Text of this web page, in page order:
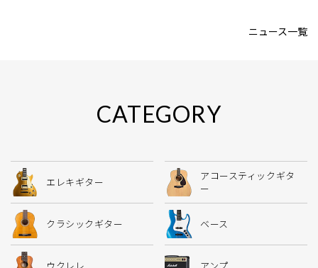
ニュース一覧
CATEGORY
エレキギター
アコースティックギタ
ー
クラシックギター ベース